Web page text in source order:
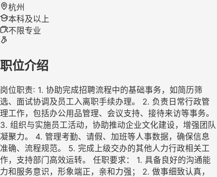
杭州
本科及以上
不限专业
职位介绍
岗位职责: 1. 协助完成招聘流程中的基础事务，如简历筛
选、面试协调及员工入离职手续办理。 2. 负责日常行政管
理工作，包括办公用品管理、会议支持、接待来访等事务。
3. 组织与实施员工活动，协助推动企业文化建设，增强团队
凝聚力。 4. 管理考勤、请假、加班等人事数据，确保信息
准确、流程规范。 5. 完成上级交办的其他人力行政相关工
作，支持部门高效运转。 任职要求： 1. 具备良好的沟通能
力和服务意识，形象端正，亲和力强； 2. 做事细致认真，